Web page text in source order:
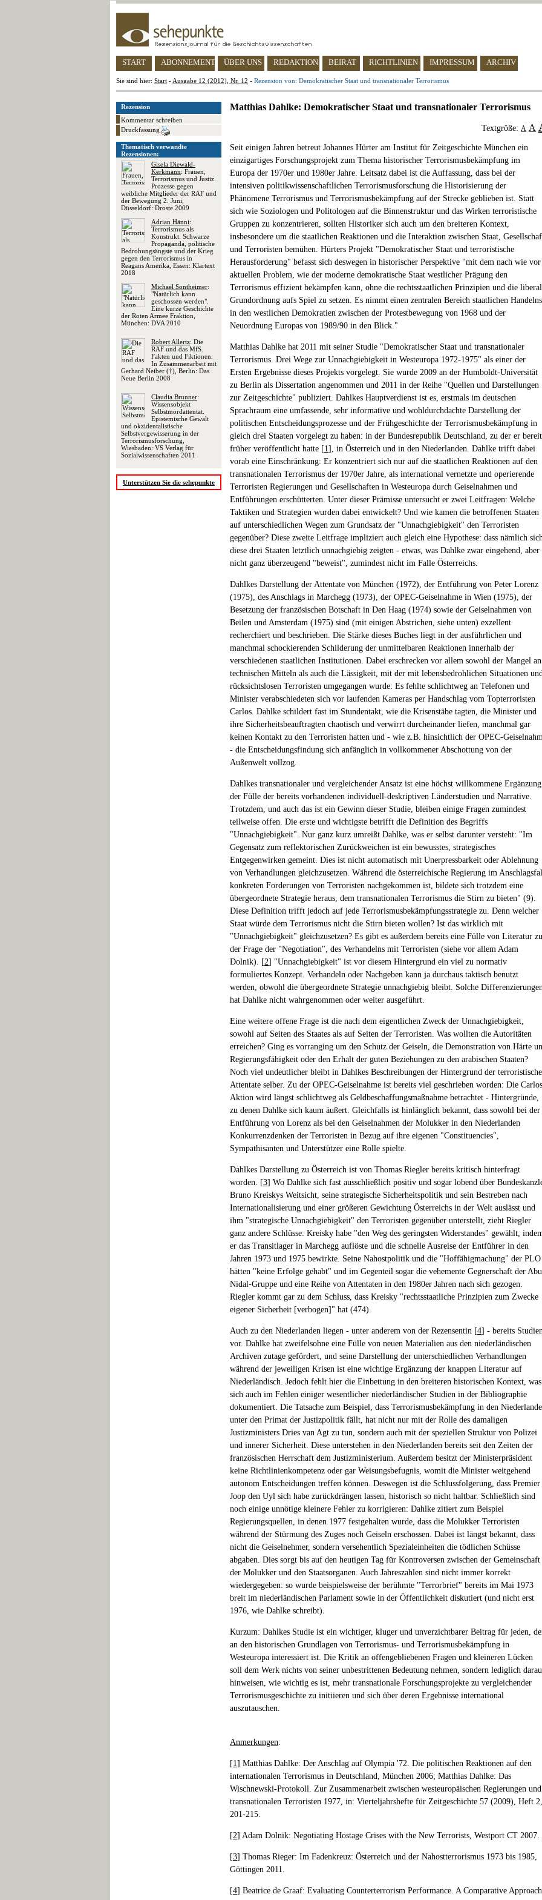
START ABONNEMENT ÜBER UNS REDAKTION BEIRAT RICHTLINIEN IMPRESSUM ARCHIV
Sie sind hier: Start - Ausgabe 12 (2012), Nr. 12 - Rezension von: Demokratischer Staat und transnationaler Terrorismus
Rezension
Kommentar schreiben
Druckfassung
Thematisch verwandte
Rezensionen:
Gisela Diewald-
Kerkmann: Frauen,
Terrorismus und Justiz.
Prozesse gegen
weibliche Mitglieder der RAF und
der Bewegung 2. Juni,
Düsseldorf: Droste 2009
Adrian Hänni:
Terrorismus als
Konstrukt. Schwarze
Propaganda, politische
Bedrohungsängste und der Krieg
gegen den Terrorismus in
Reagans Amerika, Essen: Klartext
2018
Michael Sontheimer:
"Natürlich kann
geschossen werden".
Eine kurze Geschichte
der Roten Armee Fraktion,
München: DVA 2010
Robert Allertz: Die
RAF und das MfS.
Fakten und Fiktionen.
In Zusammenarbeit mit
Gerhard Neiber (†), Berlin: Das
Neue Berlin 2008
Claudia Brunner:
Wissensobjekt
Selbstmordattentat.
Epistemische Gewalt
und okzidentalistische
Selbstvergewisserung in der
Terrorismusforschung,
Wiesbaden: VS Verlag für
Sozialwissenschaften 2011
Unterstützen Sie die sehepunkte
Matthias Dahlke: Demokratischer Staat und transnationaler Terrorismus
Textgröße: A A
Seit einigen Jahren betreut Johannes Hürter am Institut für Zeitgeschichte München ein
einzigartiges Forschungsprojekt zum Thema historischer Terrorismusbekämpfung im
Europa der 1970er und 1980er Jahre. Leitsatz dabei ist die Auffassung, dass bei der
intensiven politikwissenschaftlichen Terrorismusforschung die Historisierung der
Phänomene Terrorismus und Terrorismusbekämpfung auf der Strecke geblieben ist. Statt
sich wie Soziologen und Politologen auf die Binnenstruktur und das Wirken terroristische
Gruppen zu konzentrieren, sollten Historiker sich auch um den breiteren Kontext,
insbesondere um die staatlichen Reaktionen und die Interaktion zwischen Staat,
und Terroristen bemühen. Hürters Projekt "Demokratischer Staat und terroristische
Herausforderung" befasst sich deswegen in historischer Perspektive "mit dem nach wie vor
aktuellen Problem, wie der moderne demokratische Staat westlicher Prägung den
Terrorismus effizient bekämpfen kann, ohne die rechtsstaatlichen Prinzipien und die
Grundordnung aufs Spiel zu setzen. Es nimmt einen zentralen Bereich staatlichen Handelns
in den westlichen Demokratien zwischen der Protestbewegung von 1968 und der
Neuordnung Europas von 1989/90 in den Blick."
Matthias Dahlke hat 2011 mit seiner Studie "Demokratischer Staat und transnationaler
Terrorismus. Drei Wege zur Unnachgiebigkeit in Westeuropa 1972-1975" als einer der
Ersten Ergebnisse dieses Projekts vorgelegt. Sie wurde 2009 an der Humboldt-Universität
zu Berlin als Dissertation angenommen und 2011 in der Reihe "Quellen und Darstellungen
zur Zeitgeschichte" publiziert. Dahlkes Hauptverdienst ist es, erstmals im deutschen
Sprachraum eine umfassende, sehr informative und wohldurchdachte Darstellung der
politischen Entscheidungsprozesse und der Frühgeschichte der Terrorismusbekämpfung in
gleich drei Staaten vorgelegt zu haben: in der Bundesrepublik Deutschland, zu der er
früher veröffentlicht hatte [1], in Österreich und in den Niederlanden. Dahlke trifft dabei
vorab eine Einschränkung: Er konzentriert sich nur auf die staatlichen Reaktionen auf den
transnationalen Terrorismus der 1970er Jahre, als international vernetzte und operierende
Terroristen Regierungen und Gesellschaften in Westeuropa durch Geiselnahmen und
Entführungen erschütterten. Unter dieser Prämisse untersucht er zwei Leitfragen: Welche
Taktiken und Strategien wurden dabei entwickelt? Und wie kamen die betroffenen Staaten
auf unterschiedlichen Wegen zum Grundsatz der "Unnachgiebigkeit" den Terroristen
gegenüber? Diese zweite Leitfrage impliziert auch gleich eine Hypothese: dass nämlich
diese drei Staaten letztlich unnachgiebig zeigten - etwas, was Dahlke zwar eingehend, aber
nicht ganz überzeugend "beweist", zumindest nicht im Falle Österreichs.
Dahlkes Darstellung der Attentate von München (1972), der Entführung von Peter Lorenz
(1975), des Anschlags in Marchegg (1973), der OPEC-Geiselnahme in Wien (1975), der
Besetzung der französischen Botschaft in Den Haag (1974) sowie der Geiselnahmen von
Beilen und Amsterdam (1975) sind (mit einigen Abstrichen, siehe unten) exzellent
recherchiert und beschrieben. Die Stärke dieses Buches liegt in der ausführlichen und
manchmal schockierenden Schilderung der unmittelbaren Reaktionen innerhalb der
verschiedenen staatlichen Institutionen. Dabei erschrecken vor allem sowohl der Mangel an
technischen Mitteln als auch die Lässigkeit, mit der mit lebensbedrohlichen Situationen
rücksichtslosen Terroristen umgegangen wurde: Es fehlte schlichtweg an Telefonen und
Minister verabschiedeten sich vor laufenden Kameras per Handschlag vom Topterroristen
Carlos. Dahlke schildert fast im Stundentakt, wie die Krisenstäbe tagten, die Minister und
ihre Sicherheitsbeauftragten chaotisch und verwirrt durcheinander liefen, manchmal gar
keinen Kontakt zu den Terroristen hatten und - wie z.B. hinsichtlich der OPEC-
- die Entscheidungsfindung sich anfänglich in vollkommener Abschottung von der
Außenwelt vollzog.
Dahlkes transnationaler und vergleichender Ansatz ist eine höchst willkommene Ergänzung
der Fülle der bereits vorhandenen individuell-deskriptiven Länderstudien und Narrative.
Trotzdem, und auch das ist ein Gewinn dieser Studie, bleiben einige Fragen zumindest
teilweise offen. Die erste und wichtigste betrifft die Definition des Begriffs
"Unnachgiebigkeit". Nur ganz kurz umreißt Dahlke, was er selbst darunter versteht: "Im
Gegensatz zum reflektorischen Zurückweichen ist ein bewusstes, strategisches
Entgegenwirken gemeint. Dies ist nicht automatisch mit Unerpressbarkeit oder Ablehnung
von Verhandlungen gleichzusetzen. Während die österreichische Regierung im
konkreten Forderungen von Terroristen nachgekommen ist, bildete sich trotzdem eine
übergeordnete Strategie heraus, dem transnationalen Terrorismus die Stirn zu bieten" (9).
Diese Definition trifft jedoch auf jede Terrorismusbekämpfungsstrategie zu. Denn welcher
Staat würde dem Terrorismus nicht die Stirn bieten wollen? Ist das wirklich mit
"Unnachgiebigkeit" gleichzusetzen? Es gibt es außerdem bereits eine Fülle von Literatur zu
der Frage der "Negotiation", des Verhandelns mit Terroristen (siehe vor allem Adam
Dolnik). [2] "Unnachgiebigkeit" ist vor diesem Hintergrund ein viel zu normativ
formuliertes Konzept. Verhandeln oder Nachgeben kann ja durchaus taktisch benutzt
werden, obwohl die übergeordnete Strategie unnachgiebig bleibt. Solche
hat Dahlke nicht wahrgenommen oder weiter ausgeführt.
Eine weitere offene Frage ist die nach dem eigentlichen Zweck der Unnachgiebigkeit,
sowohl auf Seiten des Staates als auf Seiten der Terroristen. Was wollten die Autoritäten
erreichen? Ging es vorranging um den Schutz der Geiseln, die Demonstration von Härte
Regierungsfähigkeit oder den Erhalt der guten Beziehungen zu den arabischen Staaten?
Noch viel undeutlicher bleibt in Dahlkes Beschreibungen der Hintergrund der
Attentate selber. Zu der OPEC-Geiselnahme ist bereits viel geschrieben worden: Die
Aktion wird längst schlichtweg als Geldbeschaffungsmaßnahme betrachtet - Hintergründe,
zu denen Dahlke sich kaum äußert. Gleichfalls ist hinlänglich bekannt, dass sowohl bei der
Entführung von Lorenz als bei den Geiselnahmen der Molukker in den Niederlanden
Konkurrenzdenken der Terroristen in Bezug auf ihre eigenen "Constituencies",
Sympathisanten und Unterstützer eine Rolle spielte.
Dahlkes Darstellung zu Österreich ist von Thomas Riegler bereits kritisch hinterfragt
worden. [3] Wo Dahlke sich fast ausschließlich positiv und sogar lobend über
Bruno Kreiskys Weitsicht, seine strategische Sicherheitspolitik und sein Bestreben nach
Internationalisierung und einer größeren Gewichtung Österreichs in der Welt auslässt und
ihm "strategische Unnachgiebigkeit" den Terroristen gegenüber unterstellt, zieht Riegler
ganz andere Schlüsse: Kreisky habe "den Weg des geringsten Widerstandes" gewählt,
er das Transitlager in Marchegg auflöste und die schnelle Ausreise der Entführer in den
Jahren 1973 und 1975 bewirkte. Seine Nahostpolitik und die "Hoffähigmachung" der PLO
hätten "keine Erfolge gehabt" und im Gegenteil sogar die vehemente Gegnerschaft der
Nidal-Gruppe und eine Reihe von Attentaten in den 1980er Jahren nach sich gezogen.
Riegler kommt gar zu dem Schluss, dass Kreisky "rechtsstaatliche Prinzipien zum Zwecke
eigener Sicherheit [verbogen]" hat (474).
Auch zu den Niederlanden liegen - unter anderem von der Rezensentin [4] - bereits
vor. Dahlke hat zweifelsohne eine Fülle von neuen Materialien aus den niederländischen
Archiven zutage gefördert, und seine Darstellung der unterschiedlichen Verhandlungen
während der jeweiligen Krisen ist eine wichtige Ergänzung der knappen Literatur auf
Niederländisch. Jedoch fehlt hier die Einbettung in den breiteren historischen Kontext, was
sich auch im Fehlen einiger wesentlicher niederländischer Studien in der Bibliographie
dokumentiert. Die Tatsache zum Beispiel, dass Terrorismusbekämpfung in den
unter den Primat der Justizpolitik fällt, hat nicht nur mit der Rolle des damaligen
Justizministers Dries van Agt zu tun, sondern auch mit der speziellen Struktur von Polizei
und innerer Sicherheit. Diese unterstehen in den Niederlanden bereits seit den Zeiten der
französischen Herrschaft dem Justizministerium. Außerdem besitzt der Ministerpräsident
keine Richtlinienkompetenz oder gar Weisungsbefugnis, womit die Minister weitgehend
autonom Entscheidungen treffen können. Deswegen ist die Schlussfolgerung, dass Premier
Joop den Uyl sich habe zurückdrängen lassen, historisch so nicht haltbar. Schließlich sind
noch einige unnötige kleinere Fehler zu korrigieren: Dahlke zitiert zum Beispiel
Regierungsquellen, in denen 1977 festgehalten wurde, dass die Molukker Terroristen
während der Stürmung des Zuges noch Geiseln erschossen. Dabei ist längst bekannt, dass
nicht die Geiselnehmer, sondern versehentlich Spezialeinheiten die tödlichen Schüsse
abgaben. Dies sorgt bis auf den heutigen Tag für Kontroversen zwischen der Gemeinschaft
der Molukker und den Staatsorganen. Auch Jahreszahlen sind nicht immer korrekt
wiedergegeben: so wurde beispielsweise der berühmte "Terrorbrief" bereits im Mai 1973
breit im niederländischen Parlament sowie in der Öffentlichkeit diskutiert (und nicht erst
1976, wie Dahlke schreibt).
Kurzum: Dahlkes Studie ist ein wichtiger, kluger und unverzichtbarer Beitrag für jeden,
an den historischen Grundlagen von Terrorismus- und Terrorismusbekämpfung in
Westeuropa interessiert ist. Die Kritik an offengebliebenen Fragen und kleineren Lücken
soll dem Werk nichts von seiner unbestrittenen Bedeutung nehmen, sondern lediglich
hinweisen, wie wichtig es ist, mehr transnationale Forschungsprojekte zu vergleichender
Terrorismusgeschichte zu initiieren und sich über deren Ergebnisse international
auszutauschen.
Anmerkungen:
[1] Matthias Dahlke: Der Anschlag auf Olympia '72. Die politischen Reaktionen auf den
internationalen Terrorismus in Deutschland, München 2006; Matthias Dahlke: Das
Wischnewski-Protokoll. Zur Zusammenarbeit zwischen westeuropäischen Regierungen und
transnationalen Terroristen 1977, in: Vierteljahrshefte für Zeitgeschichte 57 (2009), Heft 2,
201-215.
[2] Adam Dolnik: Negotiating Hostage Crises with the New Terrorists, Westport CT 2007.
[3] Thomas Rieger: Im Fadenkreuz: Österreich und der Nahostterrorismus 1973 bis 1985,
Göttingen 2011.
[4] Beatrice de Graaf: Evaluating Counterterrorism Performance. A Comparative